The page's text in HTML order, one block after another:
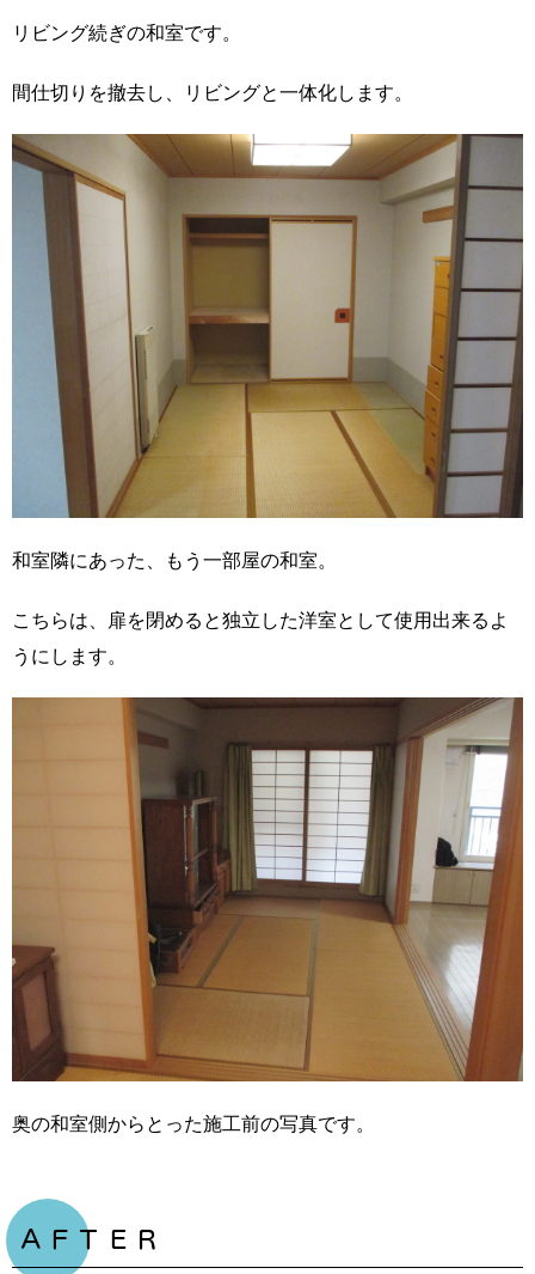
リビング続ぎの和室です。
間仕切りを撤去し、リビングと一体化します。
和室隣にあった、もう一部屋の和室。
こちらは、扉を閉めると独立した洋室として使用出来るよ
うにします。
奥の和室側からとった施工前の写真です。
ＡＦＴＥＲ